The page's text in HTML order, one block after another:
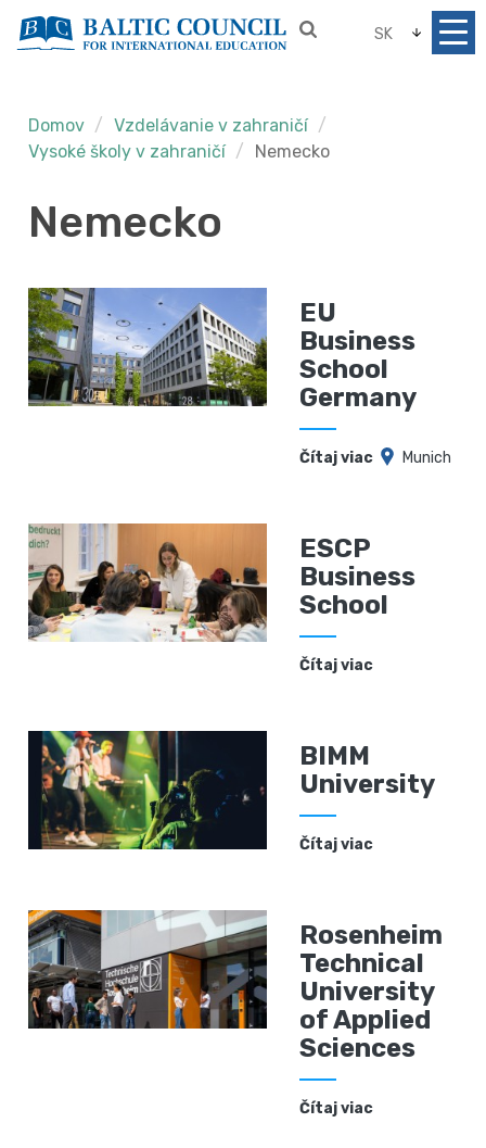
SK
Domov
Vzdelávanie v zahraničí
Vysoké školy v zahraničí
Nemecko
Nemecko
EU
Business
School
Germany
Čítaj viac Munich
ESCP
Business
School
Čítaj viac
BIMM
University
Čítaj viac
Rosenheim
Technical
University
of Applied
Sciences
Čítaj viac